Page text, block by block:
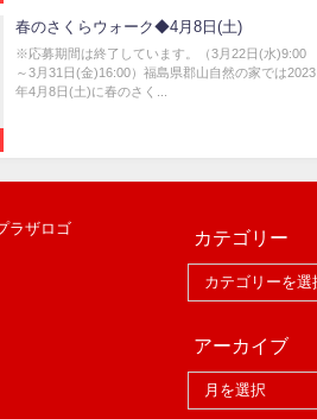
春のさくらウォーク◆4月8日(土)
※応募期間は終了しています。（3月22日(水)9:00
～3月31日(金)16:00）福島県郡山自然の家では2023
年4月8日(土)に春のさく...
カテゴリー
アーカイブ